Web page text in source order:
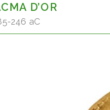
D’OR
246 aC